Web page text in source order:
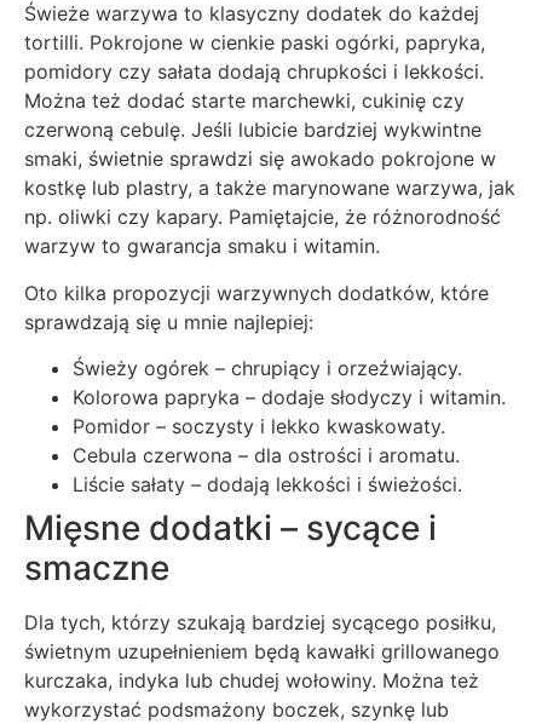
Świeże warzywa to klasyczny dodatek do każdej
tortilli. Pokrojone w cienkie paski ogórki, papryka,
pomidory czy sałata dodają chrupkości i lekkości.
Można też dodać starte marchewki, cukinię czy
czerwoną cebulę. Jeśli lubicie bardziej wykwintne
smaki, świetnie sprawdzi się awokado pokrojone w
kostkę lub plastry, a także marynowane warzywa, jak
np. oliwki czy kapary. Pamiętajcie, że różnorodność
warzyw to gwarancja smaku i witamin.
Oto kilka propozycji warzywnych dodatków, które
sprawdzają się u mnie najlepiej:
Świeży ogórek – chrupiący i orzeźwiający.
Kolorowa papryka – dodaje słodyczy i witamin.
Pomidor – soczysty i lekko kwaskowaty.
Cebula czerwona – dla ostrości i aromatu.
Liście sałaty – dodają lekkości i świeżości.
Mięsne dodatki – sycące i
smaczne
Dla tych, którzy szukają bardziej sycącego posiłku,
świetnym uzupełnieniem będą kawałki grillowanego
kurczaka, indyka lub chudej wołowiny. Można też
wykorzystać podsmażony boczek, szynkę lub